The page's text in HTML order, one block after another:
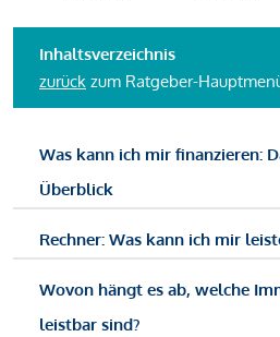
Inhaltsverzeichnis
zurück zum Ratgeber-
Was kann ich mir finanzieren:
Überblick
Rechner: Was kann ich mir
Wovon hängt es ab, welche
leistbar sind?